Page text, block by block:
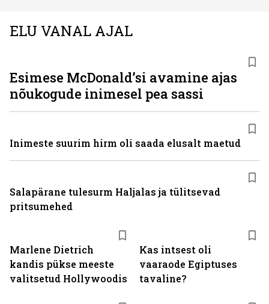
ELU VANAL AJAL
Marlene Dietrich
kandis pükse meeste
valitsetud Hollywoodis
Kas intsest oli
vaaraode Egiptuses
tavaline?
Esimese McDonaldʼsi avamine ajas
nõukogude inimesel pea sassi
Inimeste suurim hirm oli saada elusalt maetud
Salapärane tulesurm Haljalas ja tülitsevad
pritsumehed